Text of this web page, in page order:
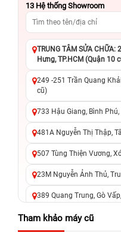
13 Hệ thống Showroom
TRUNG TÂM SỬA
Hưng, TP.HCM (Quận 10
249 -251 Trần Quang
cũ)
733 Hậu Giang, Bình
481A Nguyễn Thị Thập,
507 Tùng Thiện Vương,
23M Nguyễn Ảnh Thủ,
389 Quang Trung, Gò
625 - 625A Âu Cơ, Tân
Tham khảo máy cũ